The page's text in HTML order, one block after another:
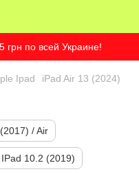
грн по всей Украине!
Ipad iPad Air 13 (2024)
/ Air
IPad 10.2 (2019)